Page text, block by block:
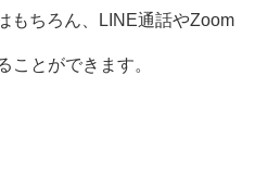
もちろん、LINE通話やZoom
ことができます。